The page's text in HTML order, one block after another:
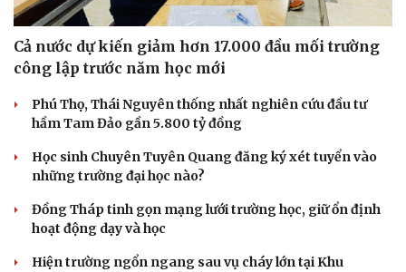
Cả nước dự kiến giảm hơn 17.000 đầu mối trường
công lập trước năm học mới
Phú Thọ, Thái Nguyên thống nhất nghiên cứu đầu tư
hầm Tam Đảo gần 5.800 tỷ đồng
Học sinh Chuyên Tuyên Quang đăng ký xét tuyển vào
những trường đại học nào?
Đồng Tháp tinh gọn mạng lưới trường học, giữ ổn định
hoạt động dạy và học
Hiện trường ngổn ngang sau vụ cháy lớn tại Khu